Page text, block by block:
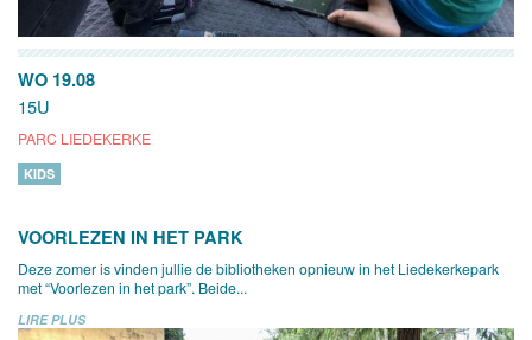
WO 19.08
15U
PARC LIEDEKERKE
KIDS
VOORLEZEN IN HET PARK
Deze zomer is vinden jullie de bibliotheken opnieuw in het Liedekerkepark
met “Voorlezen in het park”. Beide...
LIRE PLUS